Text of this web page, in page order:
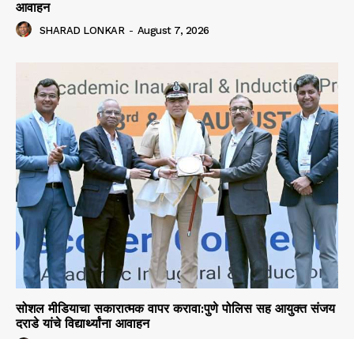
आवाहन
SHARAD LONKAR - August 7, 2026
सोशल मीडियाचा सकारात्मक वापर करावा:पुणे पोलिस सह आयुक्त संजय
दराडे यांचे विद्यार्थ्यांना आवाहन